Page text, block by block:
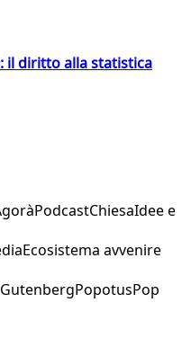
il diritto alla statistica
PodcastChiesaIdee e
Ecosistema avvenire
GutenbergPopotusPop